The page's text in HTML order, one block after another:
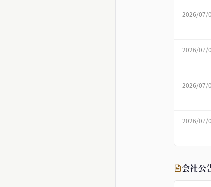
2026/07/
2026/07/
2026/07/
2026/07/
会社公